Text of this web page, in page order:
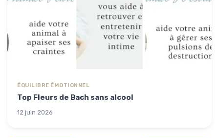
ÉQUILIBRE ÉMOTIONNEL
Top Fleurs de Bach sans alcool
12 juin 2026